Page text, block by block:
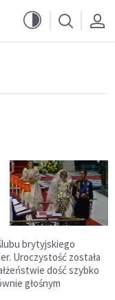
brytyjskiego
Uroczystość została
dość szybko
głośnym